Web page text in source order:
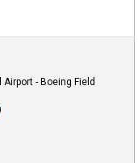
- Boeing Field